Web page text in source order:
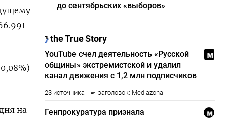
на
до сентябрьских «выборов»